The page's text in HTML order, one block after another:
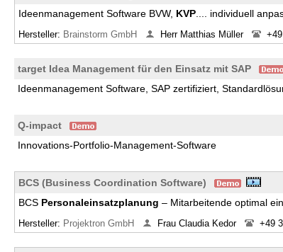
Ideenmanagement Software BVW, KVP .... individuell
Hersteller: Brainstorm GmbH Herr Matthias Müller
target Idea Management für den Einsatz mit SAP
Ideenmanagement Software, SAP zertifiziert,
Q-impact
Innovations-Portfolio-Management-Software
BCS (Business Coordination Software)
BCS Personaleinsatzplanung – Mitarbeitende optimal
Hersteller: Projektron GmbH Frau Claudia Kedor +49